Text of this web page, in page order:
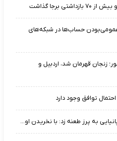
عمومی‌بودن حساب‌ها در شبکه‌های
زنجان قهرمان شد، اردبیل و
توافق وجود دارد
به پرز طعنه زد: با نخریدن او...